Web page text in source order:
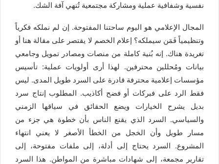
نفسية وشفافية عملية ومشاركة مجتمعية تُنهي آفة الشك.
المجال الإعلامي هو اليوم ساحتنا المفتوحة. إن لم نملكه فكرياً
وتنظيمياً فَمَن سيملكه؟ إعلام الخصم لا يقتصر على مقالة هنا أو
تغريدة هناك. إنه بُنية كاملة من منصات ومصادر تمويل وجامعي
بيانات ومُحللين محترفين. لهذا أرى أولويات عملية: تأسيس
مؤسسات إعلامية محترفة قادرة على السرد طويل المدى. ليس
فقط الرد على فبركات أو فضح أكاذيب. المطلوب إنتاج سرد
بديل يشرح الخيارات ويضع الحقائق في سياقها الزمني
والسياسي. السرد الذي يقنع الناس بأن خطوة هي جزء من
مسار طويل وأن الخجل من الخطأ الأصغر لا يعني انتهاء
المشروع. السرد يحتاج إلى أدلة، إلى ملفات مفتوحة، إلى
تقارير مجمعة، إلى شهادات مباشرة من المواطن. هذا السرد